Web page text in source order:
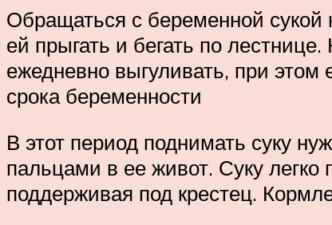
Обращаться с беременной сукой
ей прыгать и бегать по
ежедневно выгуливать, при
срока беременности
В этот период поднимать суку
пальцами в ее живот. Суку
поддерживая под крестец.